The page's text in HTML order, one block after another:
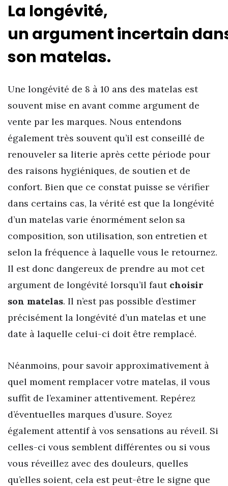
La longévité,
un argument incertain
son matelas.
Une longévité de 8 à 10 ans des matelas est
souvent mise en avant comme argument de
vente par les marques. Nous entendons
également très souvent qu’il est conseillé de
renouveler sa literie après cette période pour
des raisons hygiéniques, de soutien et de
confort. Bien que ce constat puisse se vérifier
dans certains cas, la vérité est que la longévité
d’un matelas varie énormément selon sa
composition, son utilisation, son entretien et
selon la fréquence à laquelle vous le retournez.
Il est donc dangereux de prendre au mot cet
argument de longévité lorsqu’il faut choisir
son matelas. Il n’est pas possible d’estimer
précisément la longévité d’un matelas et une
date à laquelle celui-ci doit être remplacé.
Néanmoins, pour savoir approximativement à
quel moment remplacer votre matelas, il vous
suffit de l’examiner attentivement. Repérez
d’éventuelles marques d’usure. Soyez
également attentif à vos sensations au réveil. Si
celles-ci vous semblent différentes ou si vous
vous réveillez avec des douleurs, quelles
qu’elles soient, cela est peut-être le signe que